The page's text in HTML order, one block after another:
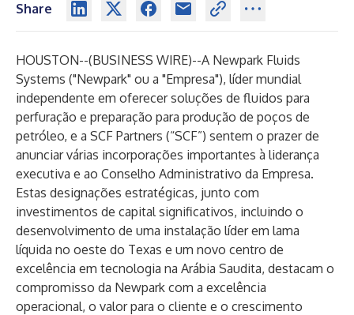
Share
HOUSTON--(BUSINESS WIRE)--A Newpark Fluids
Systems ("Newpark" ou a "Empresa"), líder mundial
independente em oferecer soluções de fluidos para
perfuração e preparação para produção de poços de
petróleo, e a SCF Partners (“SCF”) sentem o prazer de
anunciar várias incorporações importantes à liderança
executiva e ao Conselho Administrativo da Empresa.
Estas designações estratégicas, junto com
investimentos de capital significativos, incluindo o
desenvolvimento de uma instalação líder em lama
líquida no oeste do Texas e um novo centro de
excelência em tecnologia na Arábia Saudita, destacam o
compromisso da Newpark com a excelência
operacional, o valor para o cliente e o crescimento